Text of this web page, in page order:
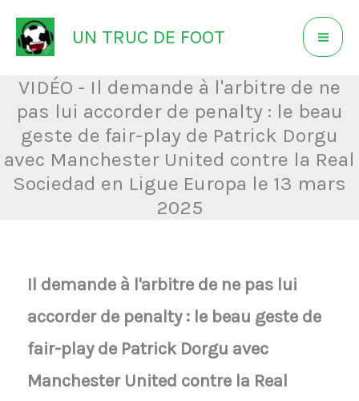
Aller
au
contenu
UN TRUC DE FOOT
VIDÉO - Il demande à l'arbitre de ne
pas lui accorder de penalty : le beau
geste de fair-play de Patrick Dorgu
avec Manchester United contre la Real
Sociedad en Ligue Europa le 13 mars
2025
Il demande à l'arbitre de ne pas lui
accorder de penalty : le beau geste de
fair-play de Patrick Dorgu avec
Manchester United contre la Real